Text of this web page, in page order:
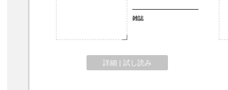
雑誌
詳細 | 試し読み